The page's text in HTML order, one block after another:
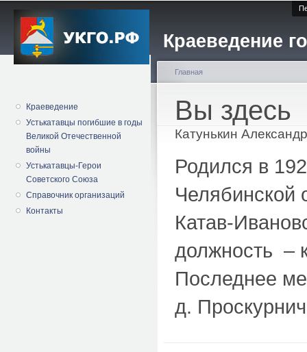
Краеведение
Краеведение
Устькатавцы погибшие в годы
Великой Отечественной
войны
Устькатавцы-Герои
Советского Союза
Справочник организаций
Контакты
Вы здесь
Главная
Катунькин
Родился в
Челябинской
Катав-
должность –
Последнее
д.